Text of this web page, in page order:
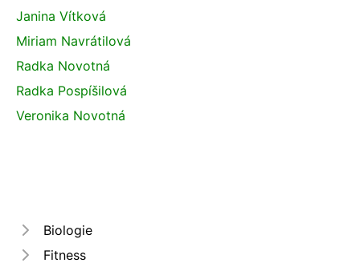
Janina Vítková
Miriam Navrátilová
Radka Novotná
Radka Pospíšilová
Veronika Novotná
Biologie
Fitness